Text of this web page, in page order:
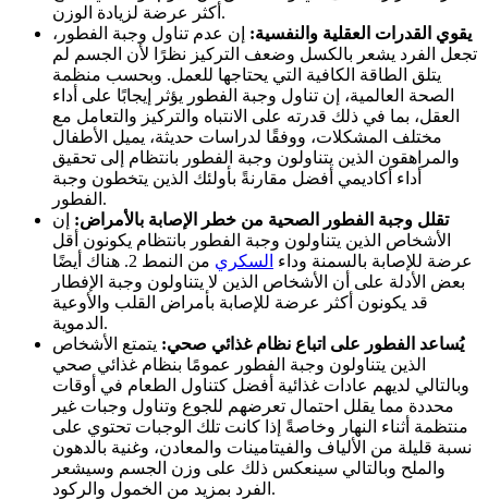
أكثر عرضة لزيادة الوزن.
يقوي القدرات العقلية والنفسية: إن عدم تناول وجبة الفطور،
تجعل الفرد يشعر بالكسل وضعف التركيز نظرًا لأن الجسم لم
يتلق الطاقة الكافية التي يحتاجها للعمل. وبحسب منظمة
الصحة العالمية، إن تناول وجبة الفطور يؤثر إيجابًا على أداء
العقل، بما في ذلك قدرته على الانتباه والتركيز والتعامل مع
مختلف المشكلات، ووفقًا لدراسات حديثة، يميل الأطفال
والمراهقون الذين يتناولون وجبة الفطور بانتظام إلى تحقيق
أداء أكاديمي أفضل مقارنةً بأولئك الذين يتخطون وجبة
الفطور.
تقلل وجبة الفطور الصحية من خطر الإصابة بالأمراض: إن
الأشخاص الذين يتناولون وجبة الفطور بانتظام يكونون أقل
عرضة للإصابة بالسمنة وداء السكري
من النمط 2. هناك أيضًا
بعض الأدلة على أن الأشخاص الذين لا يتناولون وجبة الإفطار
قد يكونون أكثر عرضة للإصابة بأمراض القلب والأوعية
الدموية.
يُساعد الفطور على اتباع نظام غذائي صحي: يتمتع الأشخاص
الذين يتناولون وجبة الفطور عمومًا بنظام غذائي صحي
وبالتالي لديهم عادات غذائية أفضل كتناول الطعام في أوقات
محددة مما يقلل احتمال تعرضهم للجوع وتناول وجبات غير
منتظمة أثناء النهار وخاصةً إذا كانت تلك الوجبات تحتوي على
نسبة قليلة من الألياف والفيتامينات والمعادن، وغنية بالدهون
والملح وبالتالي سينعكس ذلك على وزن الجسم وسيشعر
الفرد بمزيد من الخمول والركود.